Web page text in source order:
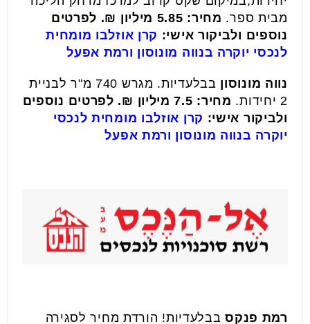
מבית ספר.
מחיר: 5.85 מיליון ₪. לפרטים
נוספים ולביקור אישי: קרן אוזלבו מומחית
לנכסי יוקרה בנווה מונוסון ורמת אפעל
נווה מונוסון
בבלעדיות. מגרש 740 מ"ר לבניית
2 יחידות.
מחיר: 7.5 מיליון ₪. לפרטים נוספים
ולביקור אישי: קרן אוזלבו מומחית לנכסי
יוקרה בנווה מונוסון ורמת אפעל
רמת פנקסבבלעדיות! הורדת מחיר לסגירה